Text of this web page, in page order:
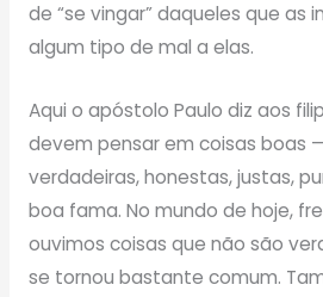
de “se vingar” daqueles que as
algum tipo de mal a elas.
Aqui o apóstolo Paulo diz aos
devem pensar em coisas boas
verdadeiras, honestas, justas,
boa fama. No mundo de hoje,
ouvimos coisas que não são
se tornou bastante comum.